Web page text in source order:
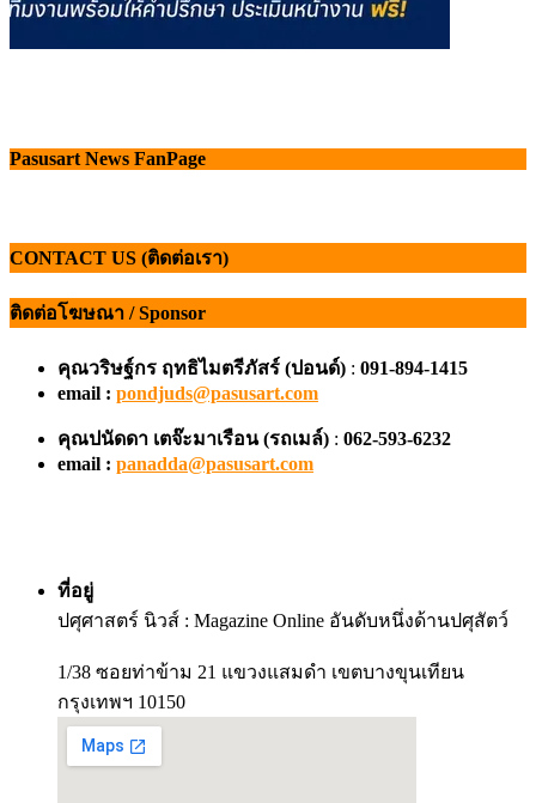
Pasusart News FanPage
CONTACT US (ติดต่อเรา)
ติดต่อโฆษณา / Sponsor
คุณวริษฐ์กร ฤทธิไมตรีภัสร์ (ปอนด์) : 091-894-1415
email : pondjuds@pasusart.com
คุณปนัดดา เตจ๊ะมาเรือน (รถเมล์) : 062-593-6232
email : panadda@pasusart.com
ที่อยู่
ปศุศาสตร์ นิวส์ : Magazine Online อันดับหนึ่งด้านปศุสัตว์
1/38 ซอยท่าข้าม 21 แขวงแสมดำ เขตบางขุนเทียน
กรุงเทพฯ 10150